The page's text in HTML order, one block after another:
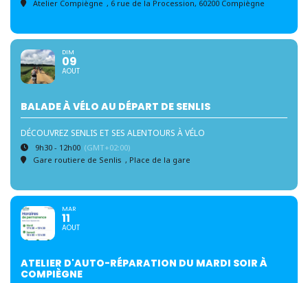
Atelier Compiègne , 6 rue de la Procession, 60200 Compiègne
DIM
09
AOUT
BALADE À VÉLO AU DÉPART DE SENLIS
DÉCOUVREZ SENLIS ET SES ALENTOURS À VÉLO
9h30 - 12h00 (GMT+02:00)
Gare routiere de Senlis , Place de la gare
MAR
11
AOUT
ATELIER D'AUTO-RÉPARATION DU MARDI SOIR À
COMPIÈGNE